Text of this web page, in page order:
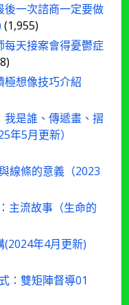
一次諮商一定要做
(1,955)
天接案會得憂鬱症
想像技巧介紹
是誰、傳遞畫、摺
年5月更新）
線條的意義（2023
主流故事（生命的
年4月更新)
：雙矩陣督導01